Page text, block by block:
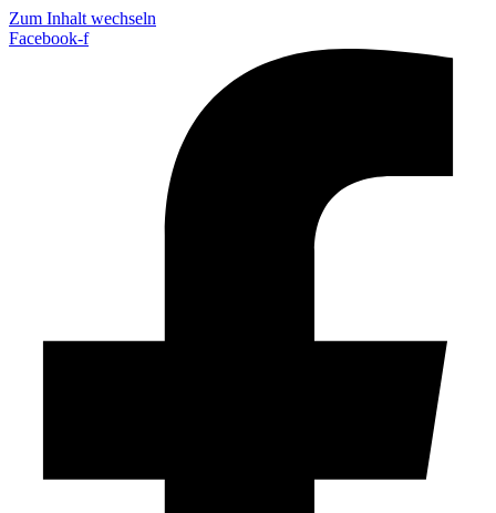
Zum Inhalt wechseln
Facebook-f